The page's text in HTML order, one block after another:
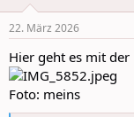
s
22. März 2026
Hier geht es mit der
Foto: meins